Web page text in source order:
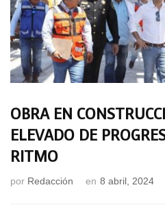
OBRA EN
ELEVADO DE
RITMO
por Redacción en 8 abril, 2024